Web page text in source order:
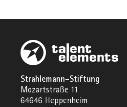
Strahlemann-Stiftung
Mozartstraße 11
64646 Heppenheim